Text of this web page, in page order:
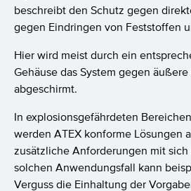
beschreibt den Schutz gegen
gegen Eindringen von Feststoffen
Hier wird meist durch ein
Gehäuse das System gegen
abgeschirmt.
In explosionsgefährdeten
werden ATEX konforme Lösungen
zusätzliche Anforderungen mit
solchen Anwendungsfall kann
Verguss die Einhaltung der